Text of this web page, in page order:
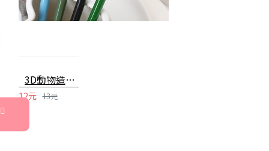
3D動物造型中性筆 可愛幾何動物造型原子筆 創意造型中性筆
12元 13元